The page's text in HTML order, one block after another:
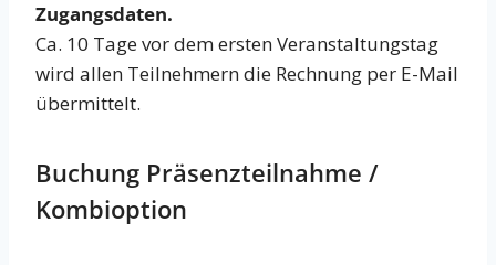
Zugangsdaten.
Ca. 10 Tage vor dem ersten Veranstaltungstag
wird allen Teilnehmern die Rechnung per E-Mail
übermittelt.
Buchung Präsenzteilnahme /
Kombioption